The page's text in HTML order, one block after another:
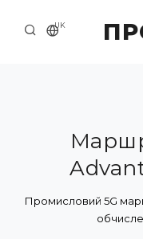
UK
ПРО НАС
ПРИКЛАДИ ТА
КАТАЛОГ
Промисловий 5G